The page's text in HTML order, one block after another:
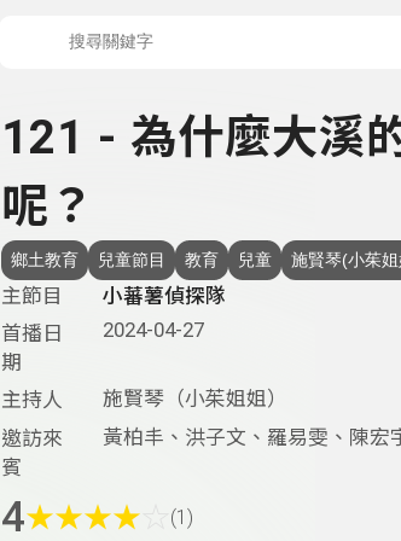
121 - 為什麼大溪
呢？
鄉土教育 兒童節目 教育 兒童 施賢琴(小茱
主節目
小蕃薯偵探隊
首播日
期
2024-04-27
主持人
施賢琴（小茱姐姐）
邀訪來
賓
黃柏丰、洪子文、羅易雯、陳宏
4★★★★ (1)